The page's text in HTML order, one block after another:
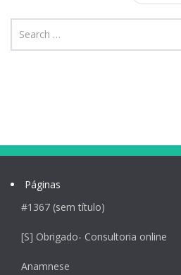
Páginas
#1367 (sem título)
[S] Obrigado- Consultoria online
Anamnese